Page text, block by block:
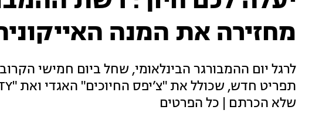
מחזירה את המנה
שלא הכרתם | כל הפרטים